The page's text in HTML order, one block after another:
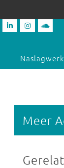
Naslagwerk
Meer